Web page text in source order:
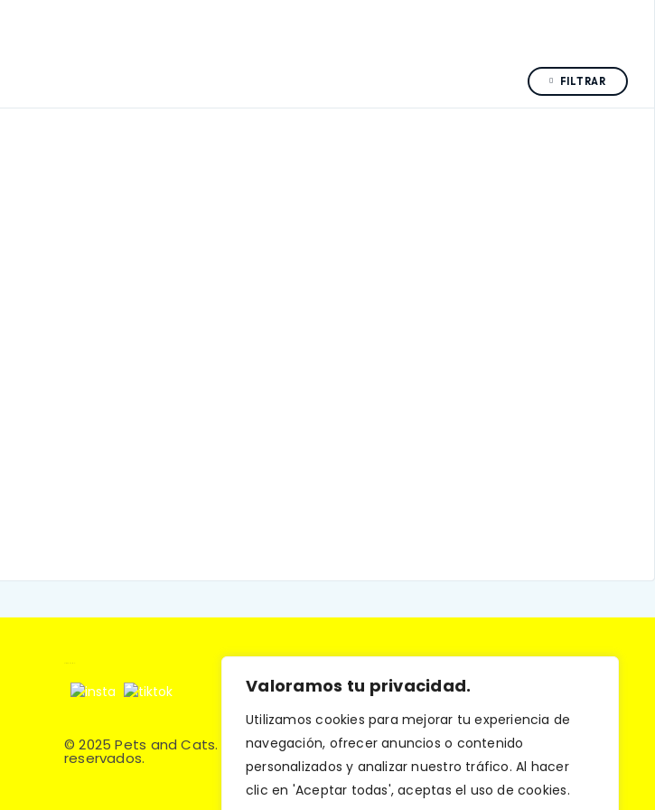
Valoramos tu privacidad.
Utilizamos cookies para mejorar tu experiencia de
navegación, ofrecer anuncios o contenido
personalizados y analizar nuestro tráfico. Al hacer
clic en 'Aceptar todas', aceptas el uso de cookies.
FILTRAR
© 2025 Pets and Cats. Todos los derechos
reservados.